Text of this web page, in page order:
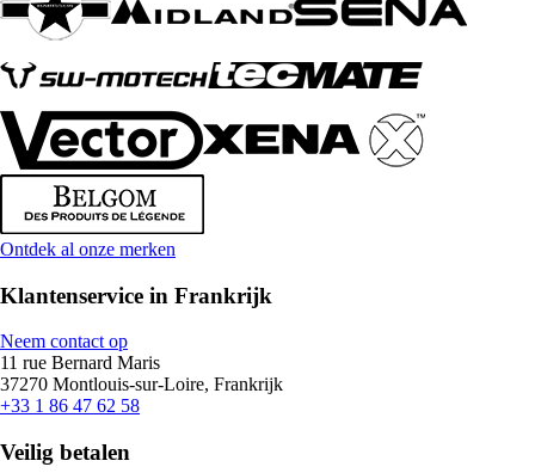
Ontdek al onze merken
Klantenservice in Frankrijk
Neem contact op
11 rue Bernard Maris
37270 Montlouis-sur-Loire, Frankrijk
+33 1 86 47 62 58
Veilig betalen